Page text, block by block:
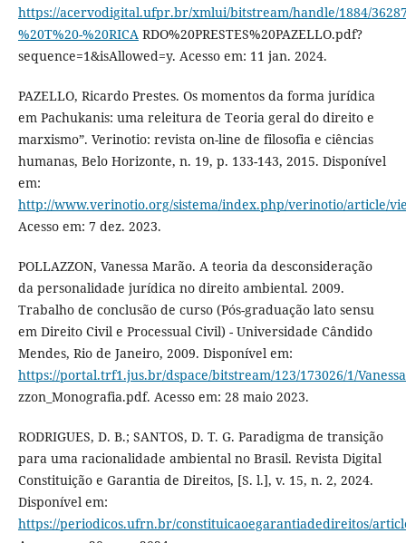
https://acervodigital.ufpr.br/xmlui/bitstream/handle/1884/
%20T%20-%20RICARDO%20PRESTES%20PAZELLO.pdf?
sequence=1&isAllowed=y. Acesso em: 11 jan. 2024.
PAZELLO, Ricardo Prestes. Os momentos da forma jurídica
em Pachukanis: uma releitura de Teoria geral do direito e
marxismo”. Verinotio: revista on-line de filosofia e ciências
humanas, Belo Horizonte, n. 19, p. 133-143, 2015. Disponível
em:
http://www.verinotio.org/sistema/index.php/verinotio/article/
Acesso em: 7 dez. 2023.
POLLAZZON, Vanessa Marão. A teoria da desconsideração
da personalidade jurídica no direito ambiental. 2009.
Trabalho de conclusão de curso (Pós-graduação lato sensu
em Direito Civil e Processual Civil) - Universidade Cândido
Mendes, Rio de Janeiro, 2009. Disponível em:
https://portal.trf1.jus.br/dspace/bitstream/123/173026/1/
zzon_Monografia.pdf. Acesso em: 28 maio 2023.
RODRIGUES, D. B.; SANTOS, D. T. G. Paradigma de transição
para uma racionalidade ambiental no Brasil. Revista Digital
Constituição e Garantia de Direitos, [S. l.], v. 15, n. 2, 2024.
Disponível em:
https://periodicos.ufrn.br/constituicaoegarantiadedireitos/